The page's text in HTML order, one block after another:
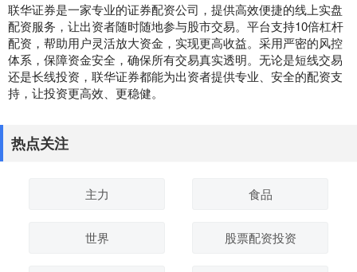
联华证券是一家专业的证券配资公司，提供高效便捷的线上实盘
配资服务，让出资者随时随地参与股市交易。平台支持10倍杠杆
配资，帮助用户灵活放大资金，实现更高收益。采用严密的风控
体系，保障资金安全，确保所有交易真实透明。无论是短线交易
还是长线投资，联华证券都能为出资者提供专业、安全的配资支
持，让投资更高效、更稳健。
热点关注
主力 食品
世界 股票配资投资